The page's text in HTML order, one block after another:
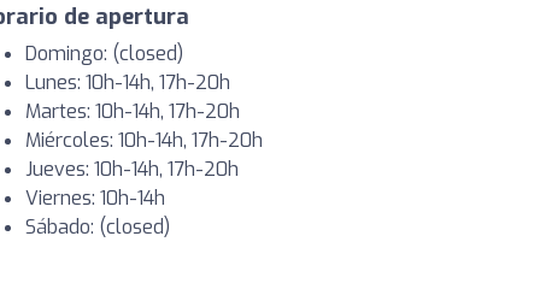
de apertura
Domingo: (closed)
Lunes: 10h-14h, 17h-20h
Martes: 10h-14h, 17h-20h
Miércoles: 10h-14h, 17h-20h
Jueves: 10h-14h, 17h-20h
Viernes: 10h-14h
Sábado: (closed)